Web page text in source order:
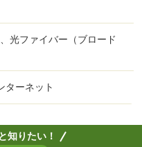
光ファイバー（ブロード
ターネット
知りたい！